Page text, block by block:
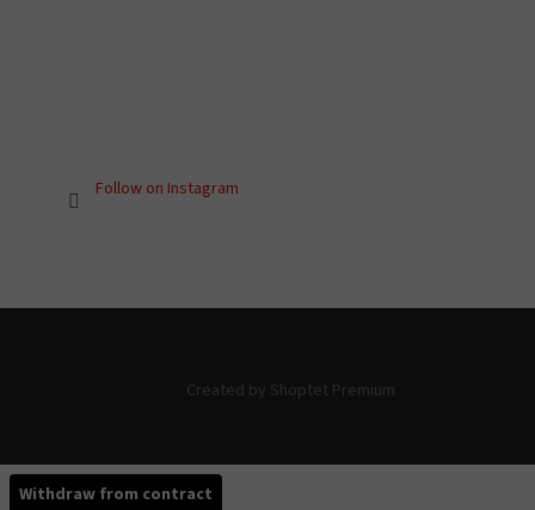
Follow on Instagram
Created by Shoptet Premium
Withdraw from contract